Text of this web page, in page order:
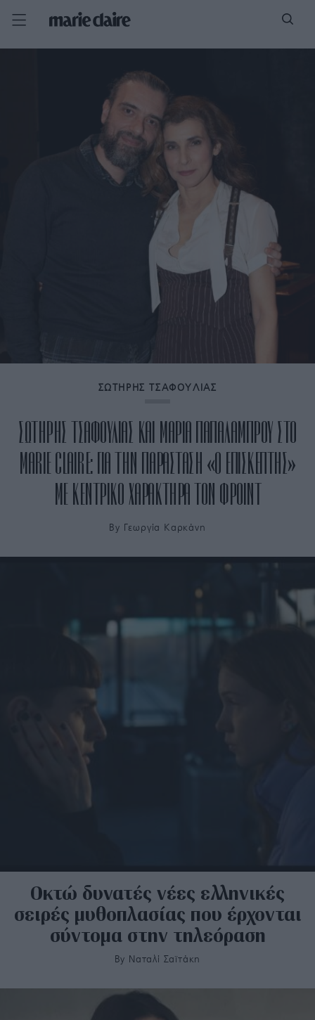
ΣΩΤΗΡΗΣ ΤΣΑΦΟΥΛΙΑΣ
ΣΩΤΗΡΗΣ ΤΣΑΦΟΥΛΙΑΣ ΚΑΙ ΜΑΡΙΑ ΠΑΠΑΛΑΜΠΡΟΥ ΣΤΟ
MARIE CLAIRE: ΓΙΑ ΤΗΝ ΠΑΡΑΣΤΑΣΗ «Ο ΕΠΙΣΚΕΠΤΗΣ»
ΜΕ ΚΕΝΤΡΙΚΟ ΧΑΡΑΚΤΗΡΑ ΤΟΝ ΦΡΟΙΝΤ
By Γεωργία Καρκάνη
Οκτώ δυνατές νέες ελληνικές
σειρές μυθοπλασίας που έρχονται
σύντομα στην τηλεόραση
By Ναταλί Σαϊτάκη